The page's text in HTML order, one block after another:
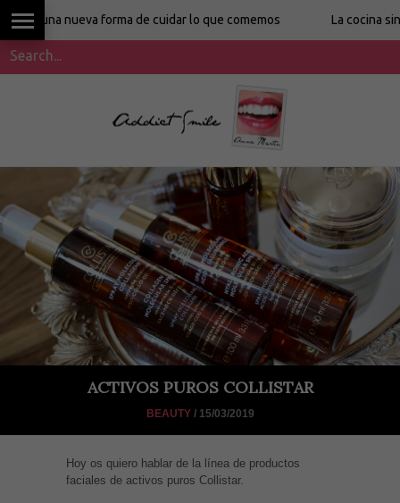
nueva forma de cuidar lo que comemos La cocina sin
ACTIVOS PUROS COLLISTAR
BEAUTY/ 15/03/2019
Hoy os quiero hablar de la línea de productos
faciales de activos puros Collistar.